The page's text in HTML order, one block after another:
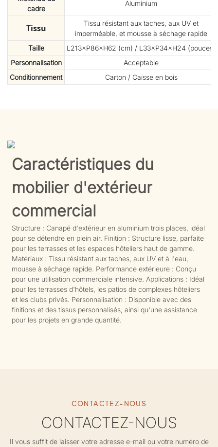
cadre
Aluminium
Tissu
Tissu résistant aux taches, aux UV et
imperméable, et mousse à séchage rapide
Taille
L213×P86×H62 (cm) / L33×P34×H24 (pouces)
Personnalisation
Acceptable
Conditionnement
Carton / Caisse en bois
Caractéristiques du
mobilier d'extérieur
commercial
Structure : Canapé d'extérieur en aluminium trois places, idéal
pour se détendre en plein air. Finition : Structure lisse, parfaite
pour les terrasses et les espaces hôteliers haut de gamme.
Matériaux : Tissu résistant aux taches, aux UV et à l'eau,
mousse à séchage rapide. Performance extérieure : Conçu
pour une utilisation commerciale intensive. Applications : Idéal
pour les terrasses d'hôtels, les patios de complexes hôteliers
et les clubs privés. Personnalisation : Disponible avec des
finitions et des tissus personnalisés, ainsi qu'une assistance
pour les projets en grande quantité.
CONTACTEZ-NOUS
CONTACTEZ-NOUS
Il vous suffit de laisser votre adresse e-mail ou votre numéro de